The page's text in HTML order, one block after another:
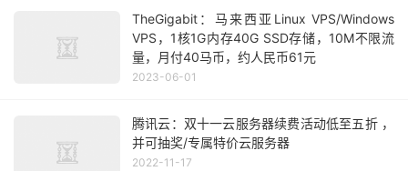
TheGigabit：马来西亚Linux VPS/Windows
VPS，1核1G内存40G SSD存储，10M不限流
量，月付40马币，约人民币61元
2023-06-01
腾讯云：双十一云服务器续费活动低至五折 ，
并可抽奖/专属特价云服务器
2022-11-17